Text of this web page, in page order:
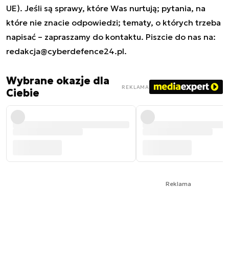
UE). Jeśli są sprawy, które Was nurtują; pytania, na
które nie znacie odpowiedzi; tematy, o których trzeba
napisać – zapraszamy do kontaktu. Piszcie do nas na:
redakcja@cyberdefence24.pl.
Wybrane okazje dla
Ciebie
REKLAMA
Reklama